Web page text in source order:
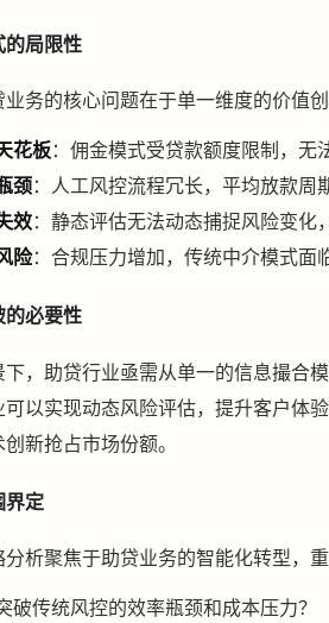
局限性
务的核心问题在于单一维度的价值
花板：佣金模式受贷款额度限制，无
颈：人工风控流程冗长，平均放款周
效：静态评估无法动态捕捉风险变化
险：合规压力增加，传统中介模式面
必要性
，助贷行业亟需从单一的信息撮合
以实现动态风险评估，提升客户体
新抢占市场份额。
界定
析聚焦于助贷业务的智能化转型，重
破传统风控的效率瓶颈和成本压力？